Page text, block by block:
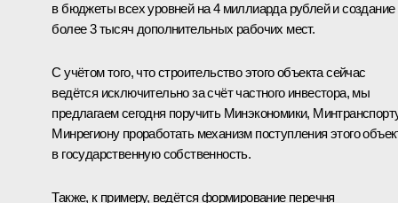
в бюджеты всех уровней на 4 миллиарда рублей и создание
более 3 тысяч дополнительных рабочих мест.
С учётом того, что строительство этого объекта сейчас
ведётся исключительно за счёт частного инвестора, мы
предлагаем сегодня поручить Минэкономики,
Минрегиону проработать механизм поступления этого
в государственную собственность.
Также, к примеру, ведётся формирование перечня